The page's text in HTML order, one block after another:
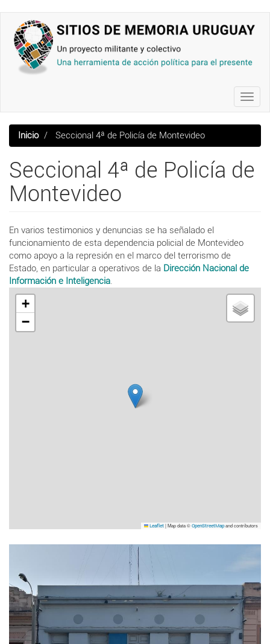
contenido
principal
Inicio Seccional 4ª de Policía de Montevideo
Seccional 4ª de Policía de
Montevideo
En varios testimonios y denuncias se ha señalado el
funcionamiento de esta dependencia policial de Montevideo
como apoyo a la represión en el marco del terrorismo de
Estado, en particular a operativos de la Dirección Nacional de
Información e Inteligencia.
+
−
Leaflet |Map data © OpenStreetMapand contributors